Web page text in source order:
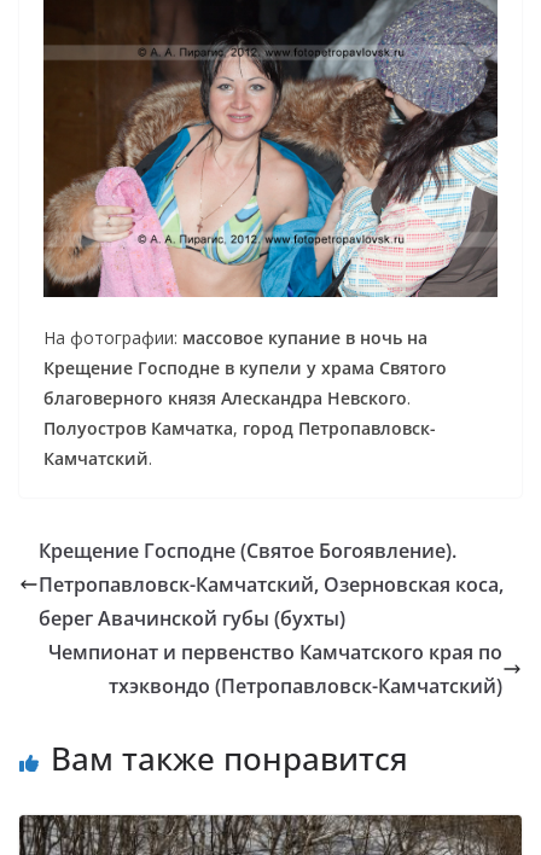
На фотографии: массовое купание в ночь на
Крещение Господне в купели у храма Святого
благоверного князя Алескандра Невского.
Полуостров Камчатка, город Петропавловск-
Камчатский.
Крещение Господне (Святое Богоявление).
Петропавловск-Камчатский, Озерновская коса,
берег Авачинской губы (бухты)
Чемпионат и первенство Камчатского края по
тхэквондо (Петропавловск-Камчатский)
Вам также понравится